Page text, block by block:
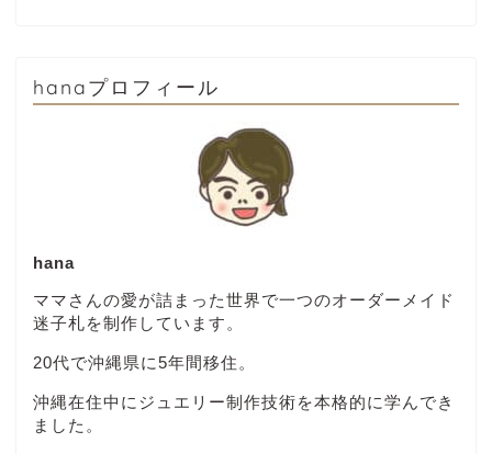
hanaプロフィール
hana
ママさんの愛が詰まった世界で一つのオーダーメイド
迷子札を制作しています。
20代で沖縄県に5年間移住。
沖縄在住中にジュエリー制作技術を本格的に学んでき
ました。